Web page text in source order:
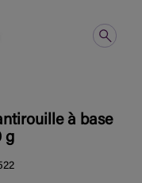
à base
g